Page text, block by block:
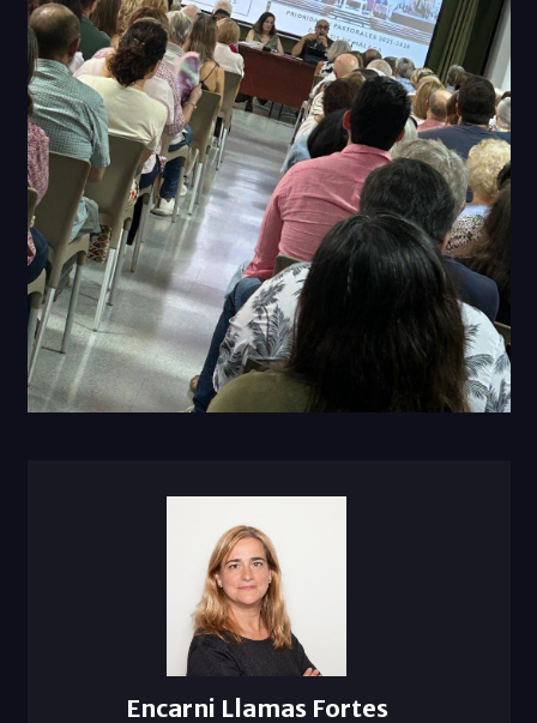
Encarni Llamas Fortes